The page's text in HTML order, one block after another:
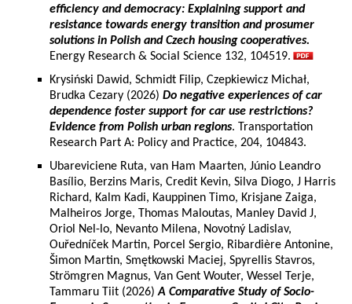
efficiency and democracy: Explaining support and
resistance towards energy transition and prosumer
solutions in Polish and Czech housing cooperatives.
Energy Research & Social Science 132, 104519.
Krysiński Dawid, Schmidt Filip, Czepkiewicz Michał,
Brudka Cezary (2026) Do negative experiences of car
dependence foster support for car use restrictions?
Evidence from Polish urban regions. Transportation
Research Part A: Policy and Practice, 204, 104843.
Ubareviciene Ruta, van Ham Maarten, Júnio Leandro
Basílio, Berzins Maris, Credit Kevin, Silva Diogo, J Harris
Richard, Kalm Kadi, Kauppinen Timo, Krisjane Zaiga,
Malheiros Jorge, Thomas Maloutas, Manley David J,
Oriol Nel-lo, Nevanto Milena, Novotný Ladislav,
Ouředníček Martin, Porcel Sergio, Ribardière Antonine,
Šimon Martin, Smętkowski Maciej, Spyrellis Stavros,
Strömgren Magnus, Van Gent Wouter, Wessel Terje,
Tammaru Tiit (2026)A Comparative Study of Socio-